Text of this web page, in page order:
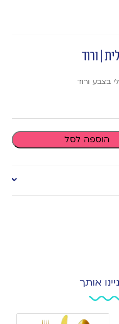
| ורוד
בצבע ורוד
הוספה לסל
אותך